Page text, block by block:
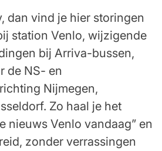
dan vind je hier storingen
station Venlo, wijzigende
bij Arriva-bussen,
de NS- en
Nijmegen,
Zo haal je het
nieuws Venlo vandaag” en
zonder verrassingen